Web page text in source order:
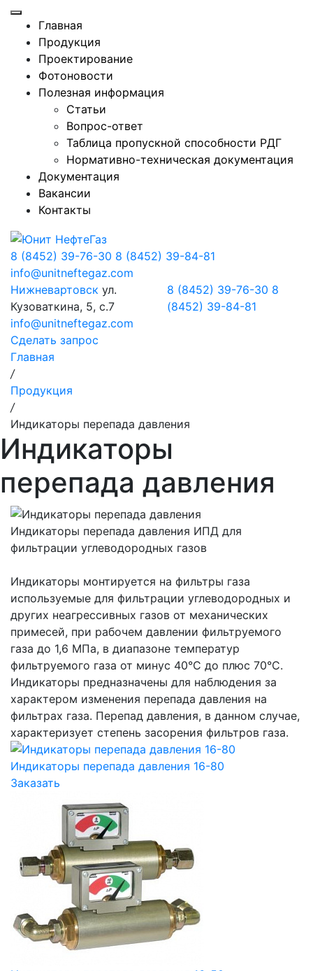
Главная
Продукция
Проектирование
Фотоновости
Полезная информация
Статьи
Вопрос-ответ
Таблица пропускной способности РДГ
Нормативно-техническая документация
Документация
Вакансии
Контакты
8 (8452) 39-76-30 8 (8452) 39-84-81
info@unitneftegaz.com
Нижневартовск ул.
Кузоваткина, 5, с.7
info@unitneftegaz.com
8 (8452) 39-76-30 8
(8452) 39-84-81
Сделать запрос
Главная
/
Продукция
/
Индикаторы перепада давления
Индикаторы
перепада давления
Индикаторы перепада давления ИПД для
фильтрации углеводородных газов
Индикаторы монтируется на фильтры газа
используемые для фильтрации углеводородных и
других неагрессивных газов от механических
примесей, при рабочем давлении фильтруемого
газа до 1,6 МПа, в диапазоне температур
фильтруемого газа от минус 40°С до плюс 70°С.
Индикаторы предназначены для наблюдения за
характером изменения перепада давления на
фильтрах газа. Перепад давления, в данном случае,
характеризует степень засорения фильтров газа.
Индикаторы перепада давления 16-80
Заказать